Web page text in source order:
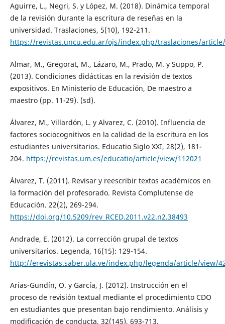
Aguirre, L., Negri, S. y López, M. (2018). Dinámica temporal
de la revisión durante la escritura de reseñas en la
universidad. Traslaciones, 5(10), 192-211.
https://revistas.uncu.edu.ar/ojs/index.php/traslaciones/
Almar, M., Gregorat, M., Lázaro, M., Prado, M. y Suppo, P.
(2013). Condiciones didácticas en la revisión de textos
expositivos. En Ministerio de Educación, De maestro a
maestro (pp. 11-29). (sd).
Álvarez, M., Villardón, L. y Alvarez, C. (2010). Influencia de
factores sociocognitivos en la calidad de la escritura en los
estudiantes universitarios. Educatio Siglo XXI, 28(2), 181-
204. https://revistas.um.es/educatio/article/view/112021
Álvarez, T. (2011). Revisar y reescribir textos académicos en
la formación del profesorado. Revista Complutense de
Educación. 22(2), 269-294.
https://doi.org/10.5209/rev_RCED.2011.v22.n2.38493
Andrade, E. (2012). La corrección grupal de textos
universitarios. Legenda, 16(15): 129-154.
http://erevistas.saber.ula.ve/index.php/legenda/article/view/
Arias-Gundín, O. y García, J. (2012). Instrucción en el
proceso de revisión textual mediante el procedimiento CDO
en estudiantes que presentan bajo rendimiento. Análisis y
modificación de conducta, 32(145), 693-713.